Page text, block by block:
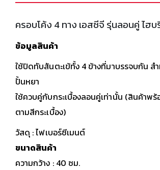
ครอบโค้ง 4 ทาง เอสซีจี รุ่นลอนคู่ ไฮ
ข้อมูลสินค้า
ใช้ปิดทับสันตะเข้ทั้ง 4 ข้างที่มาบรรจบกัน ส
ปั้นหยา
ใช้ควบคู่กับกระเบื้องลอนคู่เท่านั้น (สินค้าพ
ตามสีกระเบื้อง)
วัสดุ : ไฟเบอร์ซีเมนต์
ขนาดสินค้า
ความกว้าง : 40 ซม.